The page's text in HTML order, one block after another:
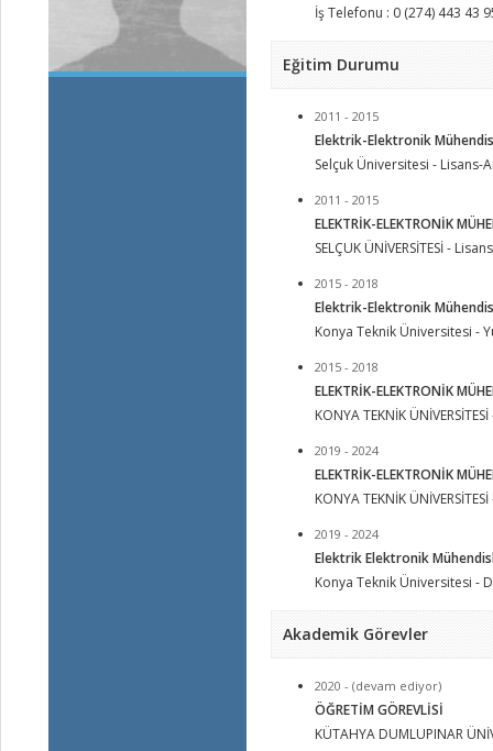
İş Telefonu : 0 (274) 443 43
Eğitim Durumu
2011 - 2015
Elektrik-Elektronik
Selçuk Üniversitesi - Lisans-
2011 - 2015
ELEKTRİK-ELEKTRONİK
SELÇUK ÜNİVERSİTESİ -
2015 - 2018
Elektrik-Elektronik
Konya Teknik Üniversitesi -
2015 - 2018
ELEKTRİK-ELEKTRONİK
KONYA TEKNİK
2019 - 2024
ELEKTRİK-ELEKTRONİK
KONYA TEKNİK
2019 - 2024
Elektrik Elektronik
Konya Teknik Üniversitesi -
Akademik Görevler
2020 - (devam ediyor)
ÖĞRETİM GÖREVLİSİ
KÜTAHYA DUMLUPINAR